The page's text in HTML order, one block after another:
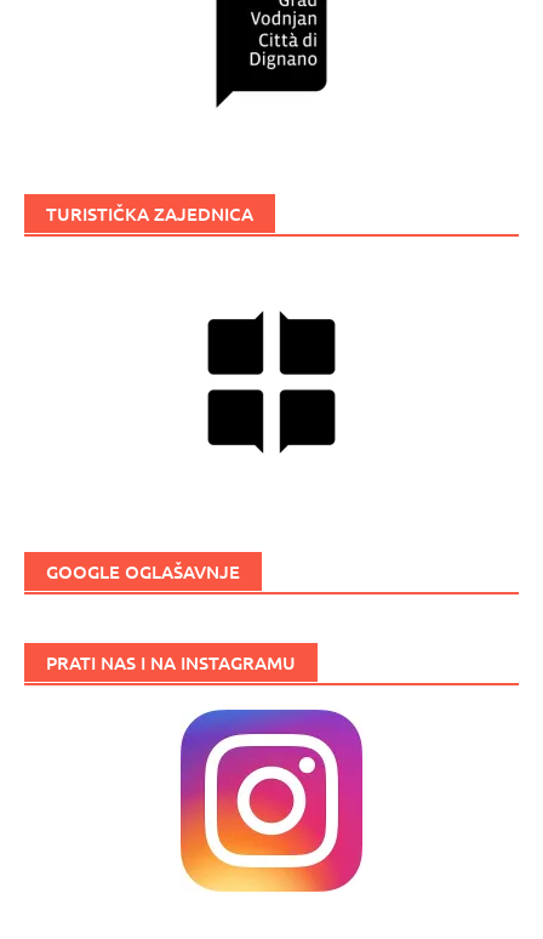
TURISTIČKA ZAJEDNICA
GOOGLE OGLAŠAVNJE
PRATI NAS I NA INSTAGRAMU